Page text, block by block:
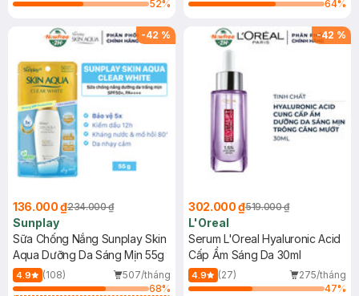
52%
64%
-42 %
136.000 ₫234.000 ₫
Sunplay
Sữa Chống Nắng Sunplay Skin
Aqua Dưỡng Da Sáng Mịn 55g
4.9 (108)
507/tháng
68%
-42 %
302.000 ₫519.000 ₫
L'Oreal
Serum L'Oreal Hyaluronic Acid
Cấp Ẩm Sáng Da 30ml
4.9 (27)
275/tháng
47%